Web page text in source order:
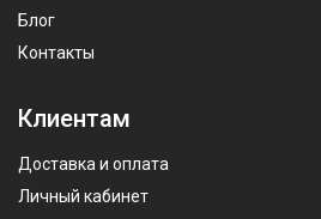
Блог
Контакты
Клиентам
Доставка и оплата
Личный кабинет